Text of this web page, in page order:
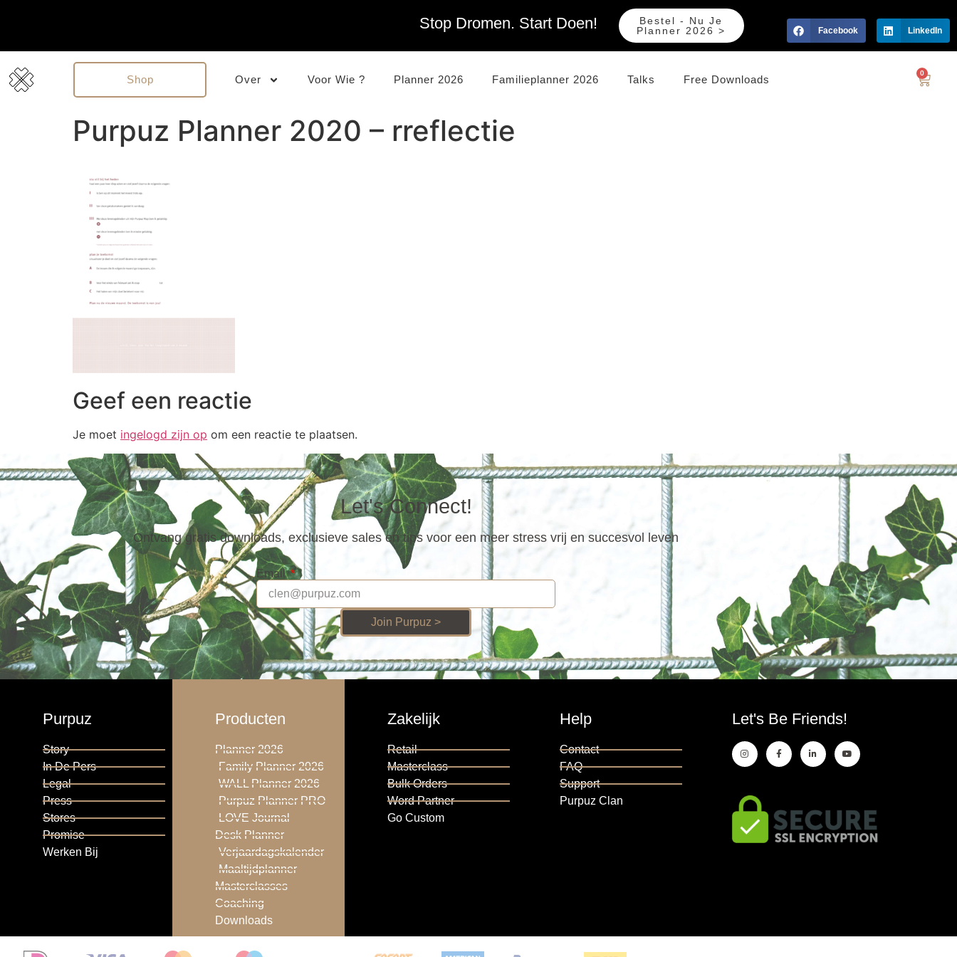
Stop Dromen. Start Doen!
Bestel - Nu Je
Planner 2026 >
Facebook LinkedIn
Shop Over Voor Wie ? Planner 2026 Familieplanner 2026 Talks Free Downloads
0
Purpuz Planner 2020 – rreflectie
Geef een reactie
Je moet ingelogd zijn op om een reactie te plaatsen.
Let's Connect!
Ontvang gratis downloads, exclusieve sales en tips voor een meer stress vrij en succesvol leven
Email
Join Purpuz >
Purpuz
Story
In De Pers
Legal
Press
Stores
Promise
Werken Bij
Producten
Planner 2026
Family Planner 2026
WALL Planner 2026
Purpuz Planner PRO
LOVE Journal
Desk Planner
Verjaardagskalender
Maaltijdplanner
Masterclasses
Coaching
Downloads
Zakelijk
Retail
Masterclass
Bulk Orders
Word Partner
Go Custom
Help
Contact
FAQ
Support
Purpuz Clan
Let's Be Friends!